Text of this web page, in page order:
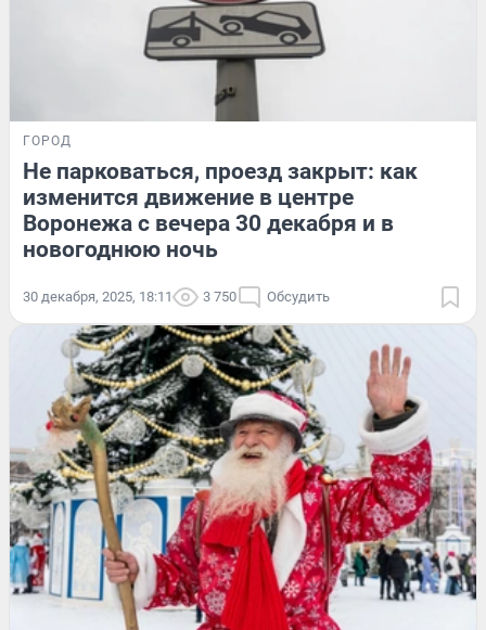
ГОРОД
Не парковаться, проезд закрыт: как
изменится движение в центре
Воронежа с вечера 30 декабря и в
новогоднюю ночь
30 декабря, 2025, 18:11 3 750 Обсудить